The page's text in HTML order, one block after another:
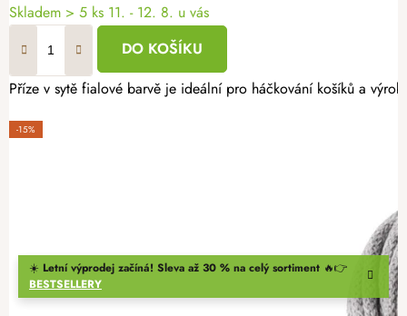
☀️ Letní výprodej začíná! Sleva až 30 % na celý sortiment 🔥👉
BESTSELLERY
Skladem > 5 ks 11. - 12. 8. u vás
DO KOŠÍKU
Příze v sytě fialové barvě je ideální pro háčkování košíků a
-15%